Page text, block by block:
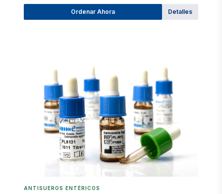
Ordenar Ahora Detalles
ANTISUEROS ENTÉRICOS